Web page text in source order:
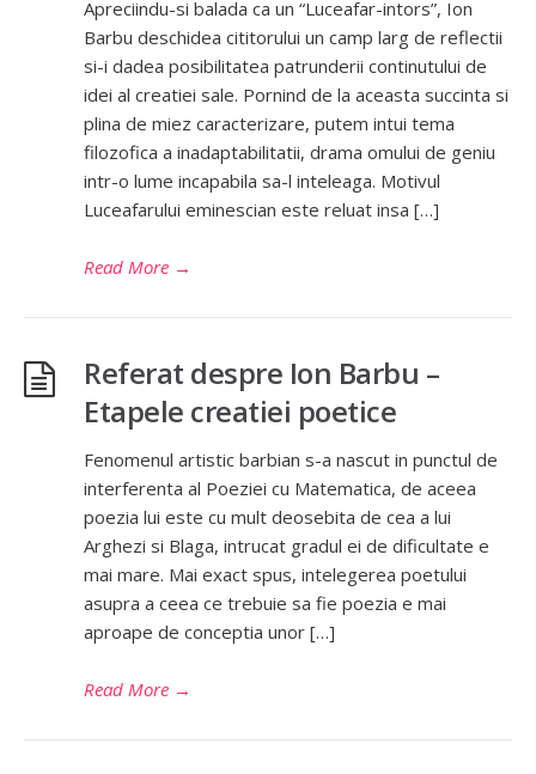
Apreciindu-si balada ca un “Luceafar-intors”, Ion
Barbu deschidea cititorului un camp larg de reflectii
si-i dadea posibilitatea patrunderii continutului de
idei al creatiei sale. Pornind de la aceasta succinta si
plina de miez caracterizare, putem intui tema
filozofica a inadaptabilitatii, drama omului de geniu
intr-o lume incapabila sa-l inteleaga. Motivul
Luceafarului eminescian este reluat insa […]
Read More →
Referat despre Ion Barbu –
Etapele creatiei poetice
Fenomenul artistic barbian s-a nascut in punctul de
interferenta al Poeziei cu Matematica, de aceea
poezia lui este cu mult deosebita de cea a lui
Arghezi si Blaga, intrucat gradul ei de dificultate e
mai mare. Mai exact spus, intelegerea poetului
asupra a ceea ce trebuie sa fie poezia e mai
aproape de conceptia unor […]
Read More →